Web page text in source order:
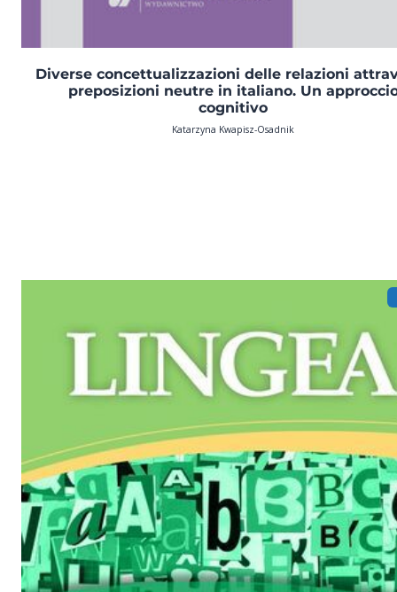
Diverse concettualizzazioni delle relazioni
preposizioni neutre in italiano. Un
cognitivo
Katarzyna Kwapisz-Osadnik